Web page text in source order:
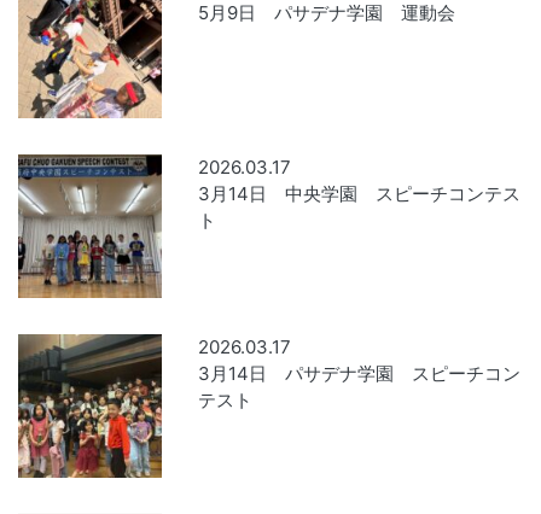
5月9日 パサデナ学園 運動会
2026.03.17
3月14日 中央学園 スピーチコンテス
ト
2026.03.17
3月14日 パサデナ学園 スピーチコン
テスト